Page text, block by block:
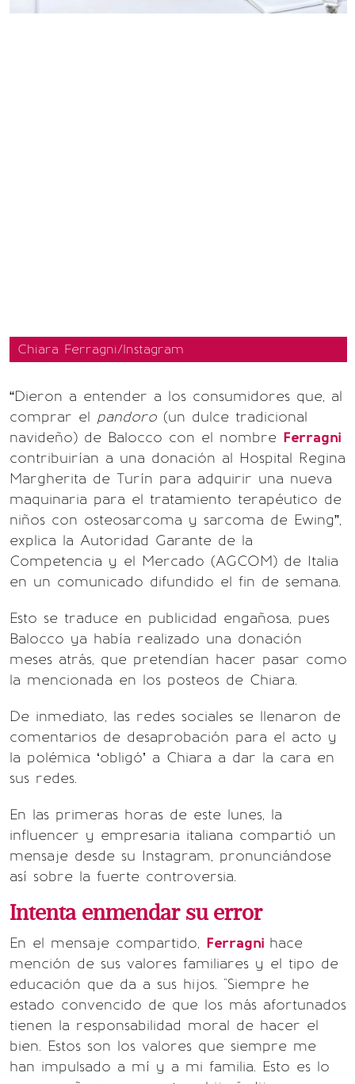
Chiara Ferragni/Instagram
“Dieron a entender a los consumidores que, al
comprar el pandoro (un dulce tradicional
navideño) de Balocco con el nombre Ferragni
contribuirían a una donación al Hospital Regina
Margherita de Turín para adquirir una nueva
maquinaria para el tratamiento terapéutico de
niños con osteosarcoma y sarcoma de Ewing”,
explica la Autoridad Garante de la
Competencia y el Mercado (AGCOM) de Italia
en un comunicado difundido el fin de semana.
Esto se traduce en publicidad engañosa, pues
Balocco ya había realizado una donación
meses atrás, que pretendían hacer pasar como
la mencionada en los posteos de Chiara.
De inmediato, las redes sociales se llenaron de
comentarios de desaprobación para el acto y
la polémica ‘obligó’ a Chiara a dar la cara en
sus redes.
En las primeras horas de este lunes, la
influencer y empresaria italiana compartió un
mensaje desde su Instagram, pronunciándose
así sobre la fuerte controversia.
Intenta enmendar su error
En el mensaje compartido, Ferragni hace
mención de sus valores familiares y el tipo de
educación que da a sus hijos. "Siempre he
estado convencido de que los más afortunados
tienen la responsabilidad moral de hacer el
bien. Estos son los valores que siempre me
han impulsado a mí y a mi familia. Esto es lo